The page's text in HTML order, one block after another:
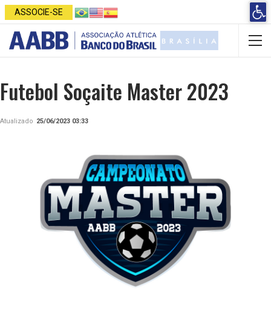
ASSOCIE-SE
Futebol Soçaite Master 2023
Atualizado 25/06/2023 03:33